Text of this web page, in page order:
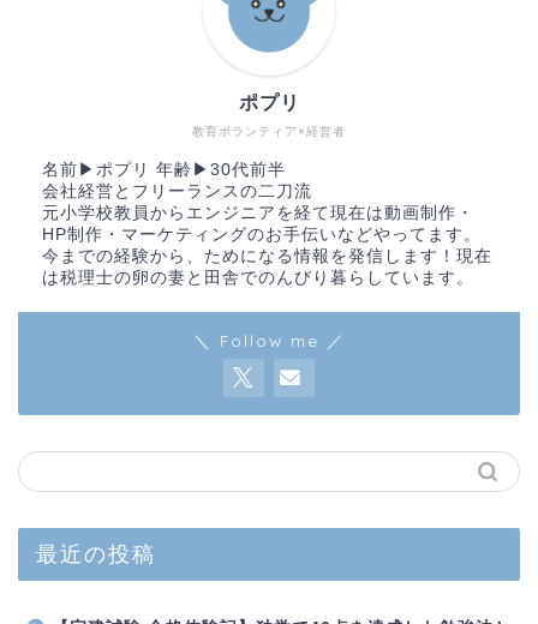
教育ボランティア×経営者
ポプリ
名前▶︎ポプリ 年齢▶︎30代前半
会社経営とフリーランスの二刀流
元小学校教員からエンジニアを経て現在は動画制作・
HP制作・マーケティングのお手伝いなどやってます。
今までの経験から、ためになる情報を発信します！現在
は税理士の卵の妻と田舎でのんびり暮らしています。
＼ Follow me ／
最近の投稿